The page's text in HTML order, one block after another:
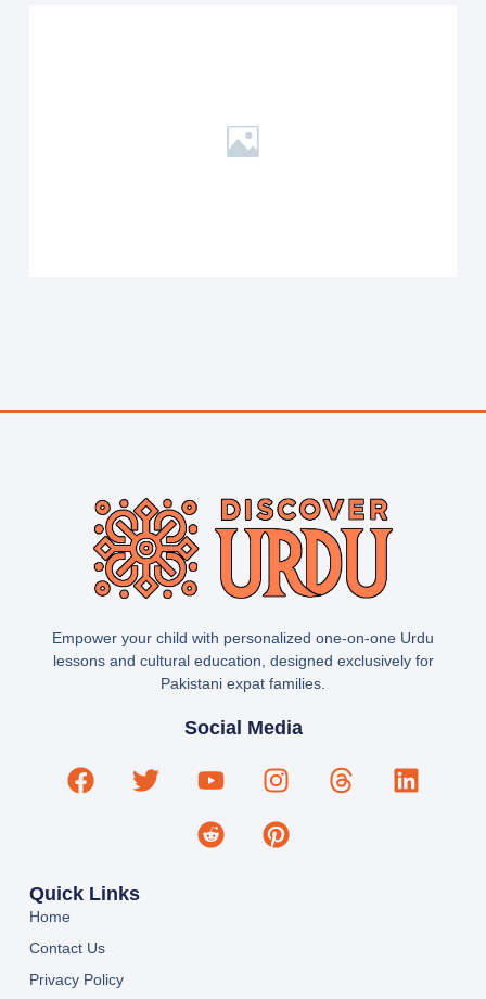
Empower your child with personalized one-on-one Urdu
lessons and cultural education, designed exclusively for
Pakistani expat families.
Social Media
Quick Links
Home
Contact Us
Privacy Policy